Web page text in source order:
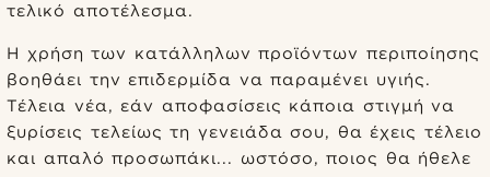
τελικό αποτέλεσμα.
Η χρήση των κατάλληλων προϊόντων περιποίησης
βοηθάει την επιδερμίδα να παραμένει υγιής.
Τέλεια νέα, εάν αποφασίσεις κάποια στιγμή να
ξυρίσεις τελείως τη γενειάδα σου, θα έχεις τέλειο
και απαλό προσωπάκι... ωστόσο, ποιος θα ήθελε